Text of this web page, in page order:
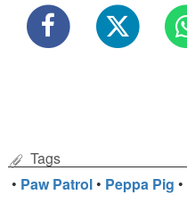
Tags
• Paw Patrol • Peppa Pig •